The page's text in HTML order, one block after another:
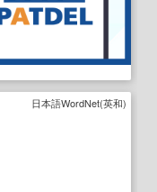
日本語WordNet(英和)